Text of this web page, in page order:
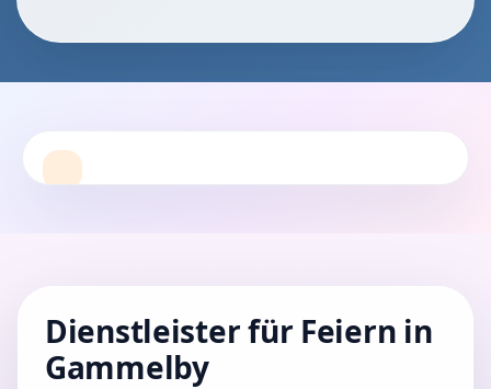
Dienstleister für Feiern in
Gammelby